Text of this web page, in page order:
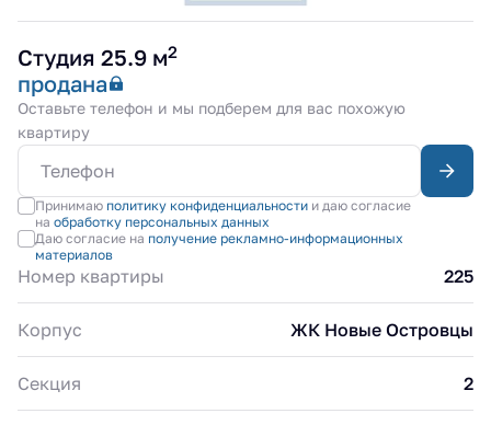
Студия 25.9 м2
продана
Оставьте телефон и мы подберем для вас похожую
квартиру
Принимаю политику конфиденциальностии даю согласие
на обработку персональных данных
Даю согласие на получение рекламно-информационных
материалов
Номер квартиры 225
Корпус ЖК Новые Островцы
Секция 2